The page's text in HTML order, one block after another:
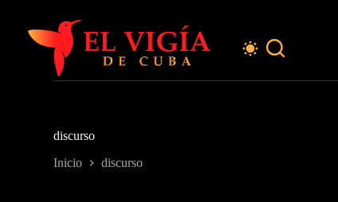
contenido
discurso
Inicio discurso